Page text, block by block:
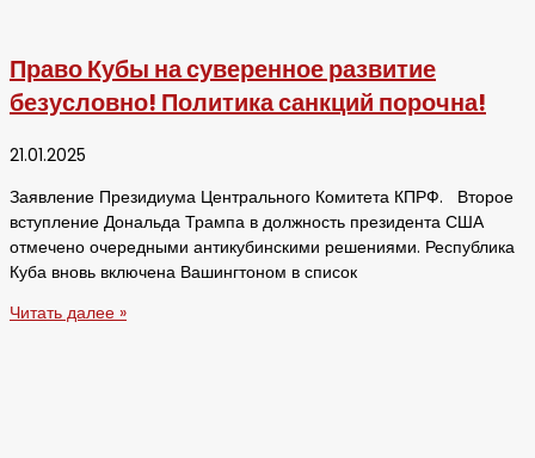
Право Кубы на суверенное развитие
безусловно! Политика санкций порочна!
21.01.2025
Заявление Президиума Центрального Комитета КПРФ. Второе
вступление Дональда Трампа в должность президента США
отмечено очередными антикубинскими решениями. Республика
Куба вновь включена Вашингтоном в список
Читать далее »